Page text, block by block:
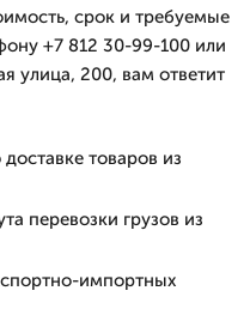
срок и требуемые
+7 812 30-99-100 или
улица, 200, вам ответит
товаров из
перевозки грузов из
импортных